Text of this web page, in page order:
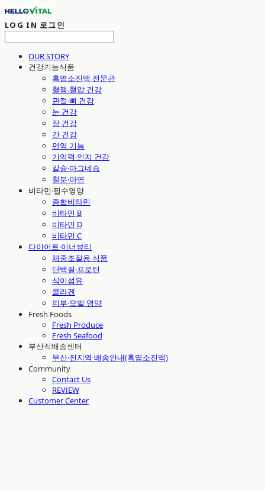
LOG IN 로그인
OUR STORY
건강기능식품
흑염소진액 전문관
혈행.혈압 건강
관절·뼈 건강
눈 건강
장 건강
간 건강
면역 기능
기억력·인지 건강
칼슘·마그네슘
철분·아연
비타민·필수영양
종합비타민
비타민 B
비타민 D
비타민 C
다이어트·이너뷰티
체중조절용 식품
단백질·프로틴
식이섬유
콜라겐
피부·모발 영양
Fresh Foods
Fresh Produce
Fresh Seafood
부산직배송센터
부산·전지역 배송안내(흑염소진액)
Community
Contact Us
REVIEW
Customer Center